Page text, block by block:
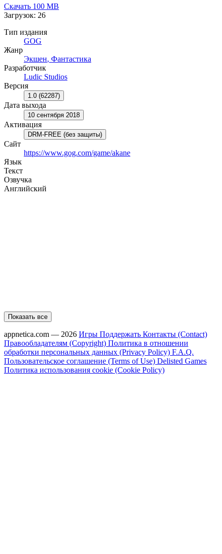
Скачать 100 MB
Загрузок: 26
Тип издания
GOG
Жанр
Экшен, Фантастика
Разработчик
Ludic Studios
Версия
1.0 (62287)
Дата выхода
10 сентября 2018
Активация
DRM-FREE (без защиты)
Сайт
https://www.gog.com/game/akane
Язык
Текст
Озвучка
Английский
Показать все
appnetica.com — 2026 Игры Поддержать Контакты (Contact)
Правообладателям (Copyright) Политика в отношении
обработки персональных данных (Privacy Policy) F.A.Q.
Пользовательское соглашение (Terms of Use) Delisted Games
Политика использования cookie (Cookie Policy)